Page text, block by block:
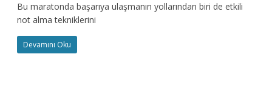
Bu maratonda başarıya ulaşmanın yollarından biri de etkili
not alma tekniklerini
Devamını Oku